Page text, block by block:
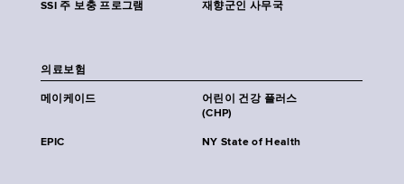
SSI 주 보충 프로그램 재향군인 사무국
의료보험
메이케이드
어린이 건강 플러스
(CHP)
EPIC NY State of Health